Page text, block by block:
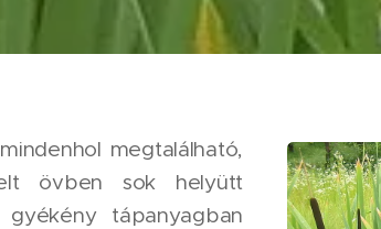
megtalálható,
övben sok helyütt
tápanyagban